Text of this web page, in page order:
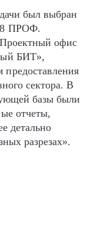
был выбран
8 ПРОФ.
офис
БИТ»,
сектора. В
базы были
отчеты,
детально
разрезах».